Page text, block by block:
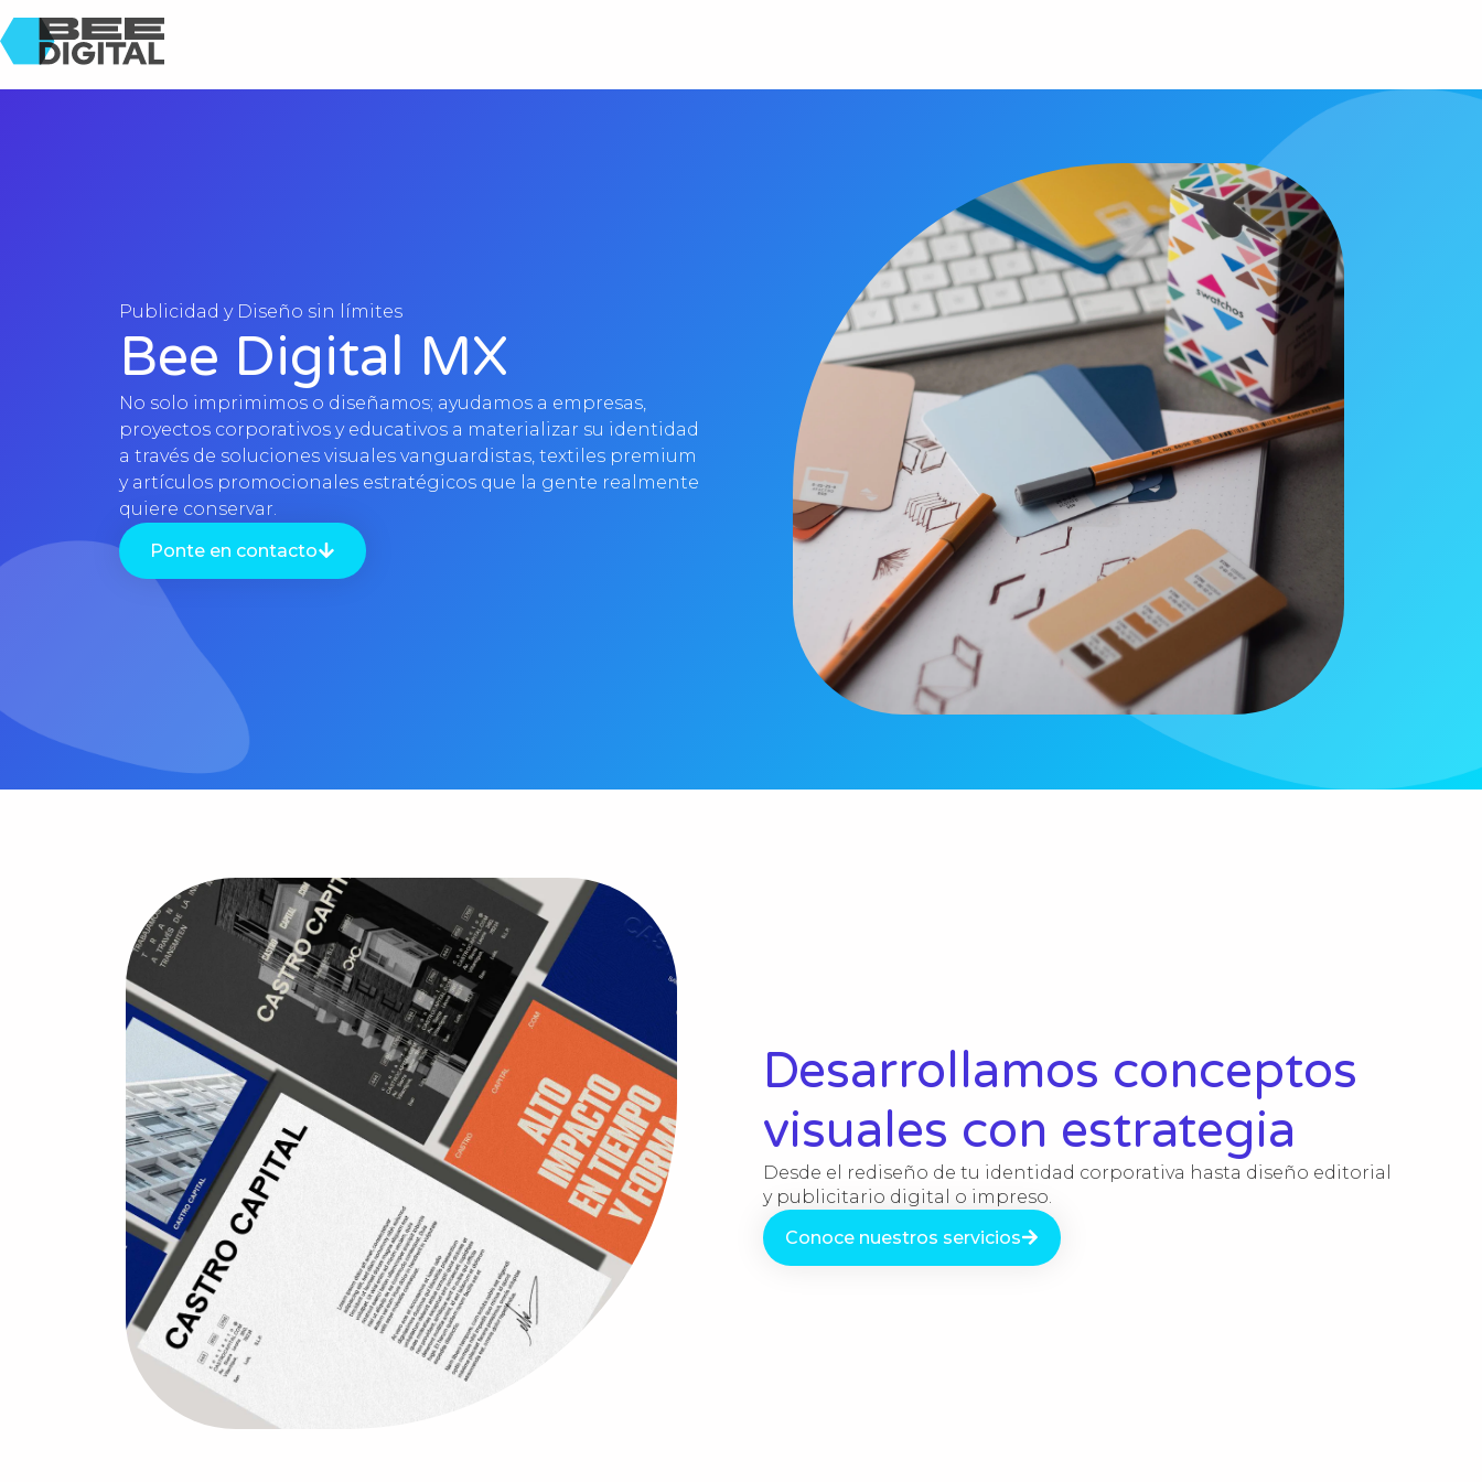
Publicidad y Diseño sin límites
Bee Digital MX
No solo imprimimos o diseñamos; ayudamos a empresas,
proyectos corporativos y educativos a materializar su identidad
a través de soluciones visuales vanguardistas, textiles premium
y artículos promocionales estratégicos que la gente realmente
quiere conservar.
Ponte en contacto
Desarrollamos conceptos
visuales con estrategia
Desde el rediseño de tu identidad corporativa hasta diseño editorial
y publicitario digital o impreso.
Conoce nuestros servicios